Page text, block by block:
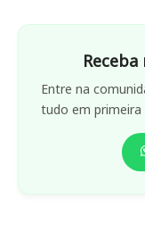
Entre na
tudo em primeira